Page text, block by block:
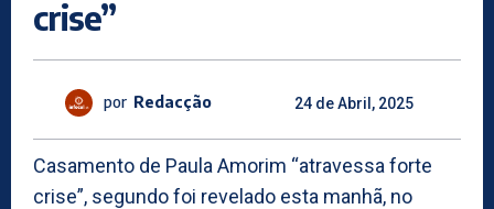
crise”
por Redacção 24 de Abril, 2025
Casamento de Paula Amorim “atravessa forte
crise”, segundo foi revelado esta manhã, no